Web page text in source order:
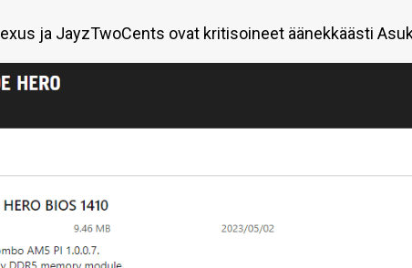
ja JayzTwoCents ovat kritisoineet äänekkäästi